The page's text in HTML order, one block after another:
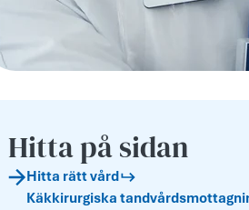
Hitta på sidan
Hitta rätt vård
Käkkirurgiska